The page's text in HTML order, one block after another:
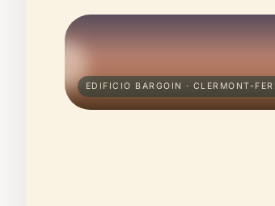
EDIFICIO BARGOIN · CLERMONT-